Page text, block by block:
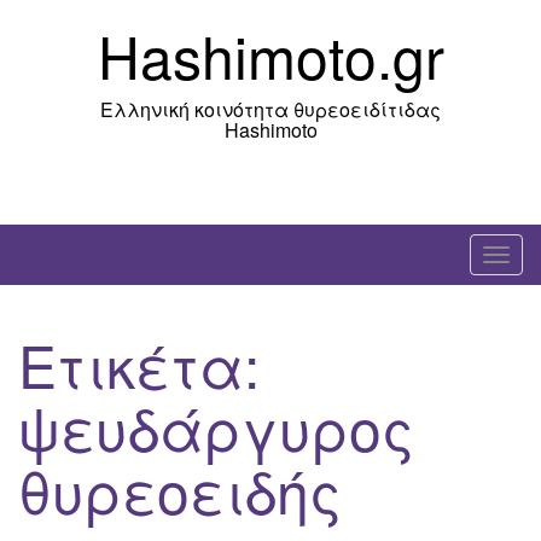
Hashimoto.gr
Ελληνική κοινότητα θυρεοειδίτιδας
Hashimoto
T
o
Ετικέτα:
ψευδάργυρος
θυρεοειδής